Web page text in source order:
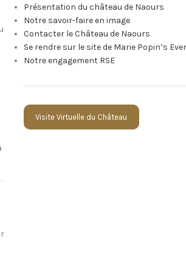
Présentation du château de Naours
Notre savoir-faire en image
Contacter le Château de Naours
Se rendre sur le site de Marie Popin’s
Notre engagement RSE
Visite Virtuelle du Château